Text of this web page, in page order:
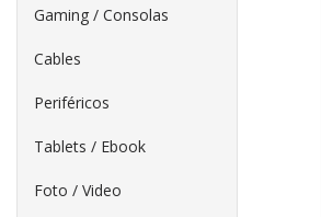
Gaming / Consolas
Cables
Periféricos
Tablets / Ebook
Foto / Video